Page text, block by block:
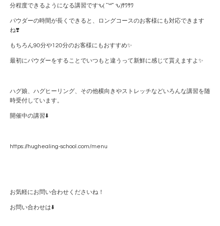
分程度できるようになる講習ですԅ( ˘꒳˘ ԅ)ｻﾜｻﾜ
パウダーの時間が長くできると、ロングコースのお客様にも対応できます
ね❣️
もちろん90分や120分のお客様にもおすすめ✨
最初にパウダーをすることでいつもと違うって新鮮に感じて貰えますよ✨
ハグ娘、ハグヒーリング、その他横向きやストレッチなどいろんな講習を随
時受付しています。
開催中の講習⬇️
https://hughealing-school.com/menu
お気軽にお問い合わせくださいね！
お問い合わせは⬇️